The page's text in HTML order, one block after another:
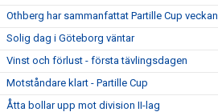
Othberg har sammanfattat Partille Cup veckan
Solig dag i Göteborg väntar
Vinst och förlust - första tävlingsdagen
Motståndare klart - Partille Cup
Åtta bollar upp mot division II-lag